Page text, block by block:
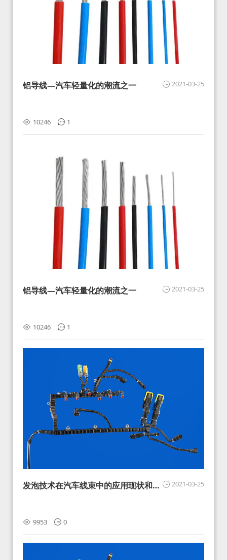
2021-03-25
铝导线—汽车轻量化的潮流之一
10246 1
2021-03-25
铝导线—汽车轻量化的潮流之一
10246 1
2021-03-25
发泡技术在汽车线束中的应用现状和展
9953 0